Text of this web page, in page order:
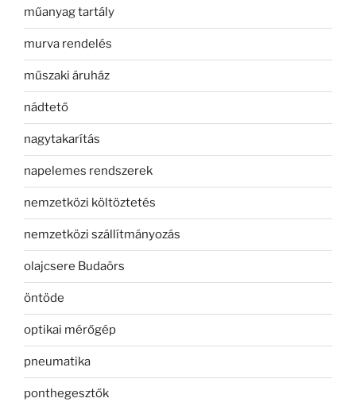
műanyag tartály
murva rendelés
műszaki áruház
nádtető
nagytakarítás
napelemes rendszerek
nemzetközi költöztetés
nemzetközi szállítmányozás
olajcsere Budaörs
öntöde
optikai mérőgép
pneumatika
ponthegesztők